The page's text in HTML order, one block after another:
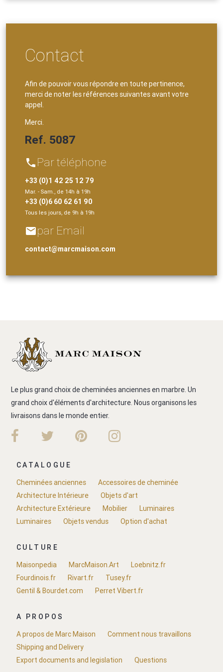
Contact
Afin de pouvoir vous répondre en toute pertinence,
merci de noter les références suivantes avant votre
appel.
Merci.
Ref. 5087
phone Par téléphone
+33 (0)1 42 25 12 79
Mar. - Sam., de 14h à 19h
+33 (0)6 60 62 61 90
Tous les jours, de 9h à 19h
emailpar Email
contact@marcmaison.com
Le plus grand choix de cheminées anciennes en marbre. Un
grand choix d'éléments d'architecture. Nous organisons les
livraisons dans le monde entier.
CATALOGUE
Cheminées anciennes
Accessoires de cheminée
Architecture Intérieure
Objets d'art
Architecture Extérieure
Mobilier
Luminaires
Luminaires
Objets vendus Option d'achat
CULTURE
Maisonpedia
MarcMaison.Art
Loebnitz.fr
Fourdinois.fr
Rivart.fr
Tusey.fr
Gentil & Bourdet.com
Perret Vibert.fr
A PROPOS
A propos de Marc Maison
Comment nous travaillons
Shipping and Delivery
Export documents and legislation
Questions